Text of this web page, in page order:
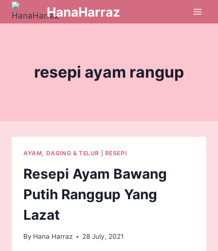
HanaHarraz
resepi ayam rangup
AYAM, DAGING & TELUR RESEPI
Resepi Ayam Bawang
Putih Ranggup Yang
Lazat
By Hana Harraz 28 July, 2021